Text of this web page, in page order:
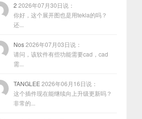
2 2026年07月30日说：
你好，这个展开图也是用tekla的吗？
还...
Nos2026年07月03日说：
请问，该软件有些功能需要cad，cad
需...
TANGLEE 2026年06月16日说：
这个插件现在能继续向上升级更新吗？
非常的...